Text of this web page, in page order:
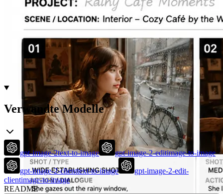
Verwandte Modelle
gpt-image-2text-to-image gpt-image-2-editimage-to-image
gpt-image-2-clienttext-to-image
gpt-image-2-edit-
clientimage-to-image
README